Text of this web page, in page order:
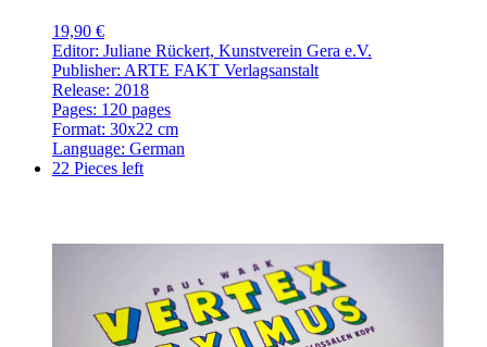
19,90 €
Editor: Juliane Rückert, Kunstverein Gera e.V.
Publisher: ARTE FAKT Verlagsanstalt
Release: 2018
Pages: 120 pages
Format: 30x22 cm
Language: German
22 Pieces left